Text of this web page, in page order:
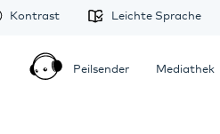
Leichte Sprache
Kontrast
Mediathek
Peilsender